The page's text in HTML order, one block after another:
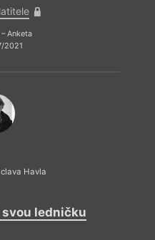
Anketa
2021
Havla
ledničku